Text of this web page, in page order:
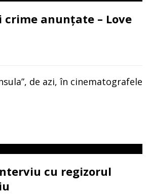
crime anunțate – Love
de azi, în cinematografele
Interviu cu regizorul